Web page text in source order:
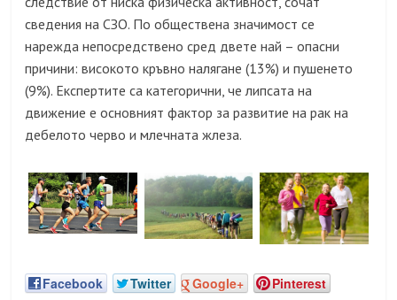
сведения на СЗО. По обществена значимост се
нарежда непосредствено сред двете най – опасни
причини: високото кръвно налягане (13%) и пушенето
(9%). Експертите са категорични, че липсата на
движение е основният фактор за развитие на рак на
дебелото черво и млечната жлеза.
Facebook Twitter Google+ Pinterest